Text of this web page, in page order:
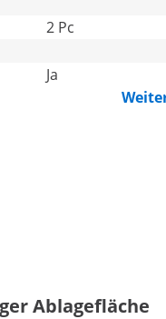
2 Pc
Ja
Ablagefläche